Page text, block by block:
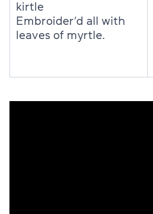
kirtle
Embroider’d all with
leaves of myrtle.